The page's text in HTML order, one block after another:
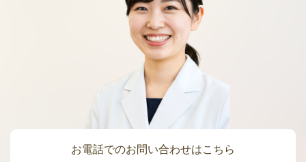
お電話でのお問い合わせはこちら